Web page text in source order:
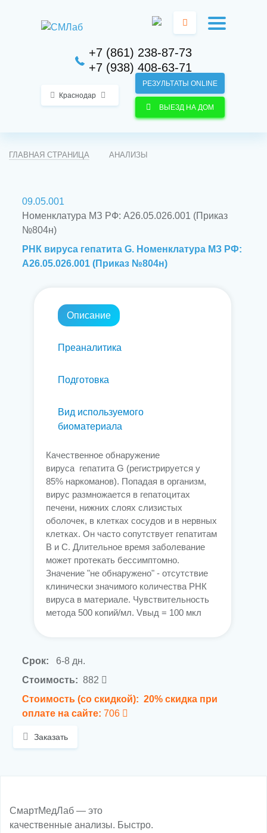
Краснодар
РЕЗУЛЬТАТЫ ONLINE
ВЫЕЗД НА ДОМ
+7 (861) 238-87-73
+7 (938) 408-63-71
ГЛАВНАЯ СТРАНИЦА АНАЛИЗЫ
09.05.001
Номенклатура МЗ РФ: A26.05.026.001 (Приказ
№804н)
РНК вируса гепатита G. Номенклатура МЗ РФ:
A26.05.026.001 (Приказ №804н)
Описание
Преаналитика
Подготовка
Вид используемого
биоматериала
Качественное обнаружение
вируса гепатита G (регистрируется у
85% наркоманов). Попадая в организм,
вирус размножается в гепатоцитах
печени, нижних слоях слизистых
оболочек, в клетках сосудов и в нервных
клетках. Он часто сопутствует гепатитам
В и С. Длительное время заболевание
может протекать бессимптомно.
Значение "не обнаружено" - отсутствие
клинически значимого количества РНК
вируса в материале. Чувствительность
метода 500 копий/мл. Vвыд = 100 мкл
Срок:
6-8 дн.
Стоимость: 882
Стоимость (со скидкой): 20% скидка при
оплате на сайте: 706
Заказать
СмартМедЛаб — это
качественные анализы. Быстро.